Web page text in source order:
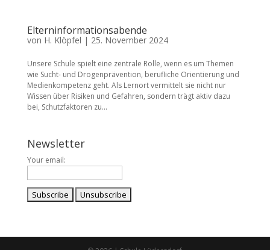
Elterninformationsabende
von H. Klöpfel | 25. November 2024
Unsere Schule spielt eine zentrale Rolle, wenn es um Themen
wie Sucht- und Drogenprävention, berufliche Orientierung und
Medienkompetenz geht. Als Lernort vermittelt sie nicht nur
Wissen über Risiken und Gefahren, sondern trägt aktiv dazu
bei, Schutzfaktoren zu...
Newsletter
Your email: